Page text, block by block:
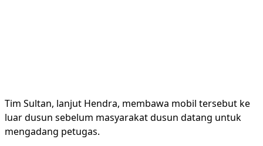
Tim Sultan, lanjut Hendra, membawa mobil tersebut ke
luar dusun sebelum masyarakat dusun datang untuk
mengadang petugas.